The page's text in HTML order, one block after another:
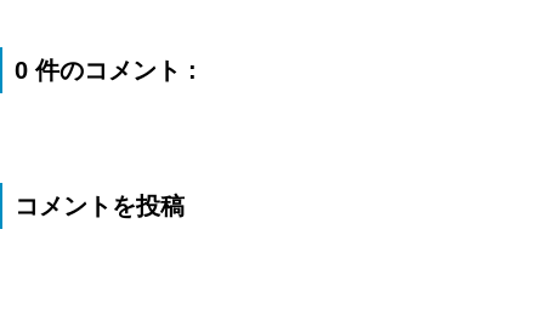
0 件のコメント :
コメントを投稿